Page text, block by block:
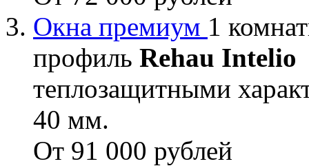
Окна премиум 1
профиль Rehau Intelio
теплозащитными
40 мм.
От 91 000 рублей